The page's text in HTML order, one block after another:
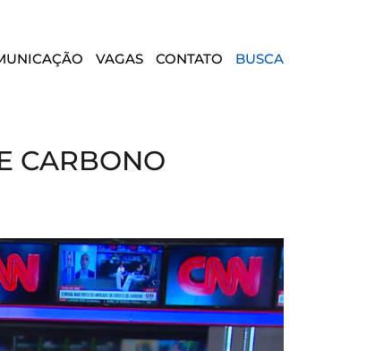
VAGAS CONTATO BUSCA
CARBONO